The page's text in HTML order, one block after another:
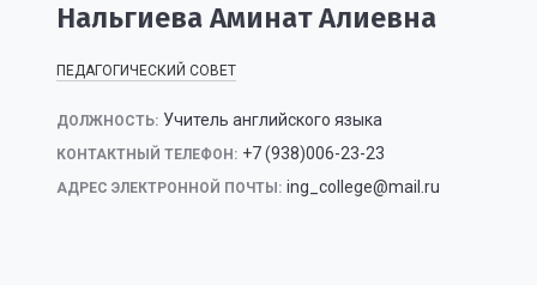
Нальгиева Аминат Алиевна
ПЕДАГОГИЧЕСКИЙ СОВЕТ
ДОЛЖНОСТЬ: Учитель английского языка
КОНТАКТНЫЙ ТЕЛЕФОН: +7 (938)006-23-23
АДРЕС ЭЛЕКТРОННОЙ ПОЧТЫ: ing_college@mail.ru